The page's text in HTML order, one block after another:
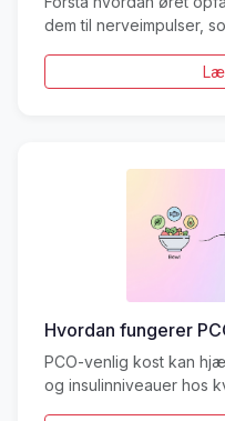
dem til nerveimpulser,
Hvordan fungerer
PCO-venlig kost kan
og insulinniveauer hos